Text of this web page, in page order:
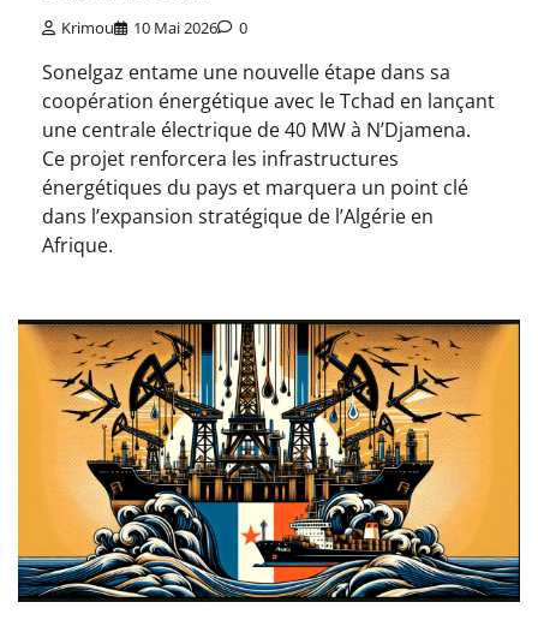
Krimou 10 Mai 2026 0
Sonelgaz entame une nouvelle étape dans sa
coopération énergétique avec le Tchad en lançant
une centrale électrique de 40 MW à N’Djamena.
Ce projet renforcera les infrastructures
énergétiques du pays et marquera un point clé
dans l’expansion stratégique de l’Algérie en
Afrique.